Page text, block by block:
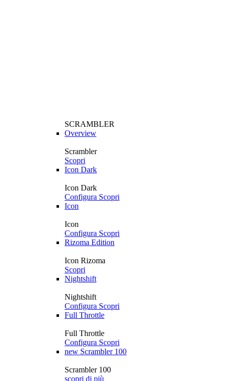
SCRAMBLER
Overview
Scrambler
Scopri
Icon Dark
Icon Dark
Configura Scopri
Icon
Icon
Configura Scopri
Rizoma Edition
Icon Rizoma
Scopri
Nightshift
Nightshift
Configura Scopri
Full Throttle
Full Throttle
Configura Scopri
new Scrambler 100
Scrambler 100
scopri di più